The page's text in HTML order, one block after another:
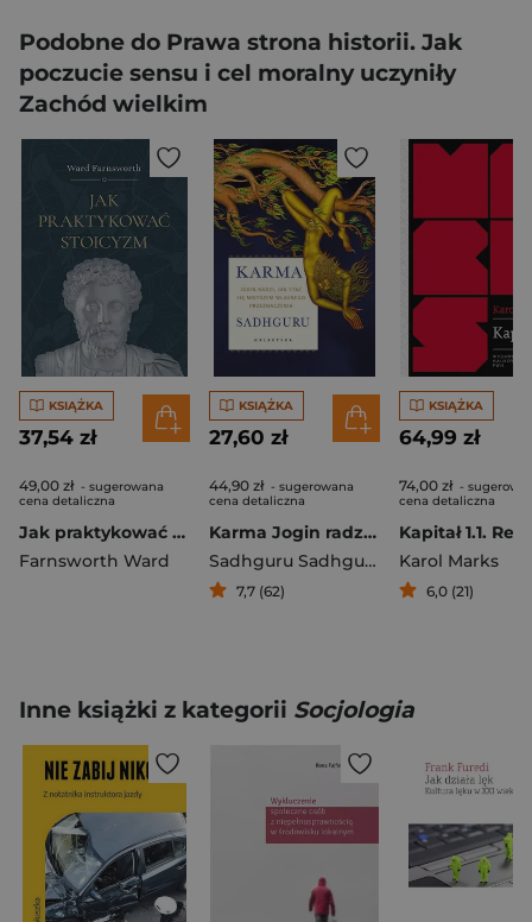
Podobne do Prawa strona historii. Jak
poczucie sensu i cel moralny uczyniły
Zachód wielkim
KSIĄŻKA
37,54 zł
49,00 zł - sugerowana
cena detaliczna
Jak praktykować stoicyzm
Farnsworth Ward
KSIĄŻKA
27,60 zł
44,90 zł - sugerowana
cena detaliczna
Karma Jogin radzi, jak stać się mistrzem własnego przeznaczenia
Sadhguru Sadhguru
7,7 (62)
KSIĄŻKA
64,99 zł
74,00 zł -
cena detaliczna
Karol Marks
6,0 (21)
Inne książki z kategorii Socjologia